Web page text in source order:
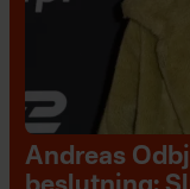
Andreas